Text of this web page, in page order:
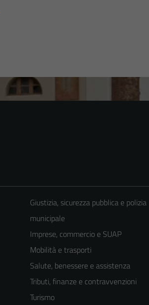
Giustizia, sicurezza pubblica e polizia
municipale
Imprese, commercio e SUAP
Mobilità e trasporti
Salute, benessere e assistenza
Tributi, finanze e contravvenzioni
Turismo